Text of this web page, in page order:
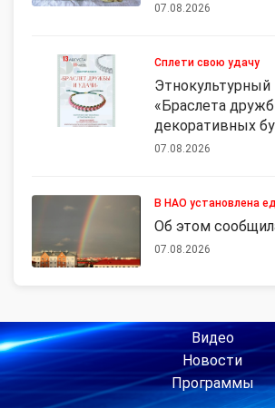
07.08.2026
Сплети свою удачу
«Браслета
декоративных
07.08.2026
В НАО установлена
Об этом
07.08.2026
Видео
Новости
Программы